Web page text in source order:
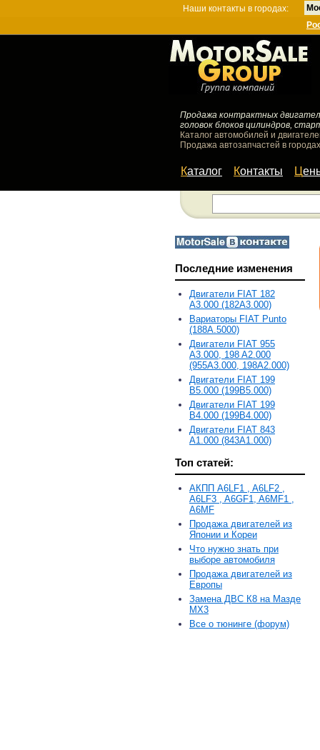
Наши контакты в городах:
Продажа контрактных
головок блоков цилиндров,
Каталог автомобилей и
Продажа автозапчастей в
Каталог Контакты
Последние изменения
Двигатели FIAT 182
A3.000 (182A3.000)
Вариаторы FIAT Punto
(188A.5000)
Двигатели FIAT 955
A3.000, 198 A2.000
(955A3.000, 198A2.000)
Двигатели FIAT 199
B5.000 (199B5.000)
Двигатели FIAT 199
B4.000 (199B4.000)
Двигатели FIAT 843
A1.000 (843A1.000)
Топ статей:
АКПП A6LF1 , A6LF2 ,
A6LF3 , A6GF1, A6MF1 ,
A6MF
Продажа двигателей из
Японии и Кореи
Что нужно знать при
выборе автомобиля
Продажа двигателей из
Европы
Замена ДВС К8 на Мазде
MX3
Все о тюнинге (форум)